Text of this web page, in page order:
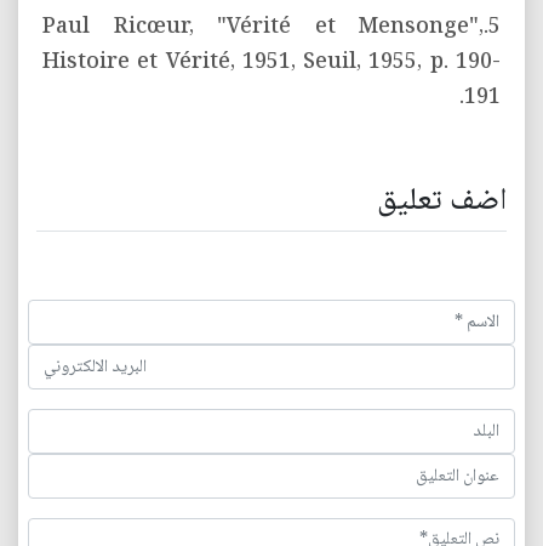
5.Paul Ricœur, "Vérité et Mensonge",
Histoire et Vérité, 1951, Seuil, 1955, p. 190-
191.
اضف تعليق